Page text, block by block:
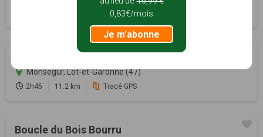
Tracé GPS
Monségur, Lot-et-Garonne (47)
2h45 11.2 km Tracé GPS
Boucle du Bois Bourru
0,83€/mois
Je m'abonne